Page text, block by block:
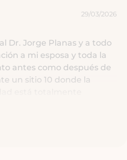
29/03/2026
Dr. Jorge Planas y a todo
a mi esposa y toda la
antes como después de
un sitio 10 donde la